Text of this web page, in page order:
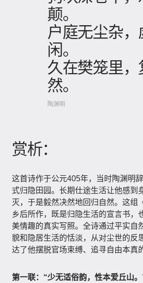
颠。
户庭无尘杂
闲。
久在樊笼里，
然。
陶渊明
赏析：
这首诗作于公元405年，当时陶渊明
式归隐田园。长期仕途生活让他感到
灭，于是毅然决然地回归自然。这组
乡后所作，既是归隐生活的宣言书，
美情趣的真实写照。全诗通过平实自
貌和隐居生活的恬淡，从对尘世的反
达了他摆脱官场束缚、追寻自由本真
第一联：“少无适俗韵，性本爱丘山。